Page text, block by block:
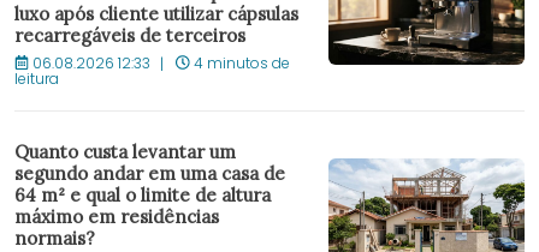
luxo após cliente utilizar cápsulas
recarregáveis de terceiros
06.08.2026 12:33 4 minutos de
leitura
Quanto custa levantar um
segundo andar em uma casa de
64 m² e qual o limite de altura
máximo em residências
normais?